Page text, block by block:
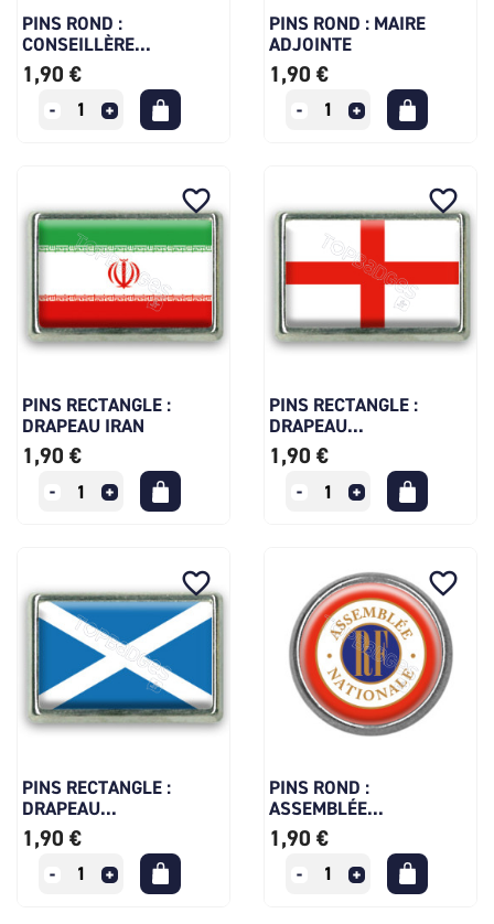
PINS ROND :
CONSEILLÈRE...
1,90 €
PINS ROND : MAIRE
ADJOINTE
1,90 €
PINS RECTANGLE :
DRAPEAU IRAN
1,90 €
favorite_border
PINS RECTANGLE :
DRAPEAU...
1,90 €
favorite_border
PINS RECTANGLE :
DRAPEAU...
1,90 €
favorite_border
PINS ROND :
ASSEMBLÉE...
1,90 €
favorite_border